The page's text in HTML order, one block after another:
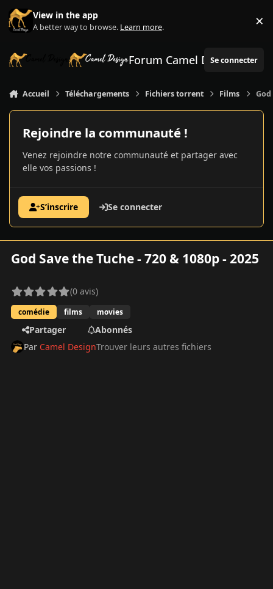
Aller au contenu
View in the app
A better way to browse. Learn more. ×
Forum Camel Design
Se connecter
Accueil Téléchargements Fichiers torrent Films God
Rejoindre la communauté !
Venez rejoindre notre communauté et partager avec
elle vos passions !
S’inscrire Se connecter
God Save the Tuche - 720 & 1080p - 2025
(0 avis)
comédie films movies
Partager
Abonnés
Par Camel DesignTrouver leurs autres fichiers